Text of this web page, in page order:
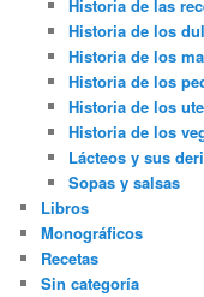
Historia de las
Historia de los
Historia de los
Historia de los
Historia de los
Historia de los
Lácteos y sus
Sopas y salsas
Libros
Monográficos
Recetas
Sin categoría